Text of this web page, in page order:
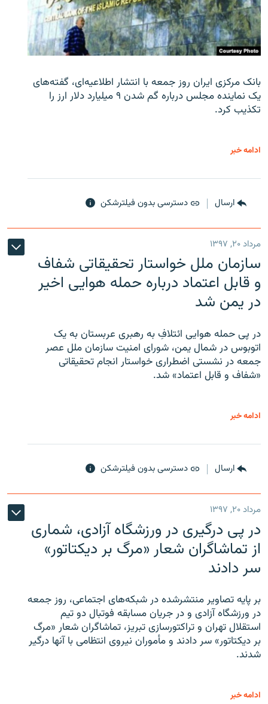
بانک مرکزی ایران روز جمعه با انتشار اطلاعیه‌ای، گفته‌های
یک نماینده مجلس درباره گم شدن ۹ میلیارد دلار ارز را
تکذیب کرد.
ادامه خبر
ارسال دسترسی بدون فیلترشکن
مرداد ۲۰, ۱۳۹۷
سازمان ملل خواستار تحقیقاتی شفاف
و قابل اعتماد درباره حمله هوایی اخیر
در یمن شد
در پی حمله هوایی ائتلافِ به رهبری عربستان به یک
اتوبوس در شمال یمن، شورای امنیت سازمان ملل عصر
جمعه در نشستی اضطراری خواستار انجام تحقیقاتی
«شفاف و قابل اعتماد» شد.
ادامه خبر
ارسال دسترسی بدون فیلترشکن
مرداد ۲۰, ۱۳۹۷
در پی درگیری در ورزشگاه آزادی، شماری
از تماشاگران شعار «مرگ بر دیکتاتور»
سر دادند
بر پایه تصاویر منتشرشده در شبکه‌های اجتماعی، روز جمعه
در ورزشگاه آزادی و در جریان مسابقه فوتبال دو تیم
استقلال تهران و تراکتورسازی تبریز، تماشاگران شعار «مرگ
بر دیکتاتور» سر دادند و مأموران نیروی انتظامی با آنها درگیر
شدند.
ادامه خبر